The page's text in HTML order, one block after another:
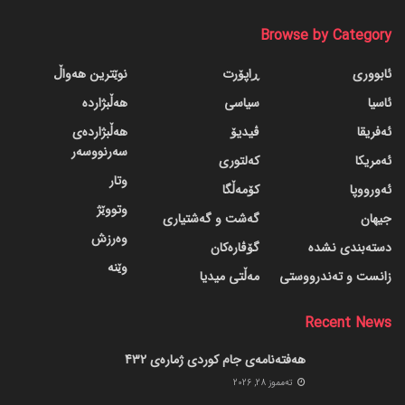
Browse by Category
ئابووری
ئاسیا
ئەفریقا
ئەمریکا
ئەورووپا
جیهان
دسته‌بندی نشده
زانست و تەندرووستی
ڕاپۆرت
سیاسی
ڤیدیۆ
کەلتوری
کۆمەڵگا
گه‌شت و گه‌شتیاری
گۆڤاره‌کان
مەڵتی میدیا
نوێترین هەواڵ
هەڵبژاردە
هەڵبژاردەی
سەرنووسەر
وتار
وتووێژ
وەرزش
وێنە
Recent News
هەفتەنامەی جام کوردی ژمارەی 432
ته‌مموز 28, 2026